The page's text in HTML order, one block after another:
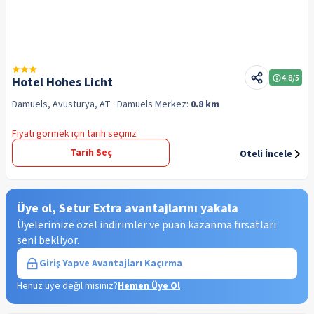
Hotel Hohes Licht 4.8/5
Damuels, Avusturya, AT · Damuels Merkez: 0.8 km
Fiyatı görmek için tarih seçiniz
Tarih Seç
Oteli İncele
Üye ol, Setur Extra avantajlarını yakala
Üyelerimize özel indirimler ve puan kazanma fırsatları
seni bekliyor.
Giriş Yapve Avantajları Kaçırma
Henüz üye değil misiniz?Hemen Üye Ol